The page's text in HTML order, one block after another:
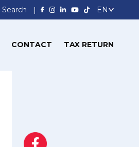
Search
CONTACT TAX RETURN